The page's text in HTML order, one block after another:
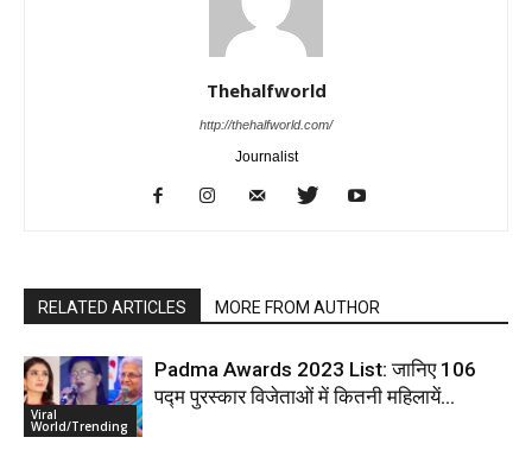
Thehalfworld
http://thehalfworld.com/
Journalist
RELATED ARTICLES MORE FROM AUTHOR
Viral
World/Trending
Padma Awards 2023 List: जानिए 106
पद्म पुरस्कार विजेताओं में कितनी महिलायें…